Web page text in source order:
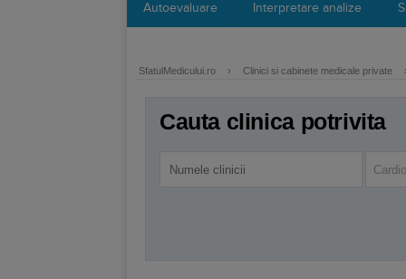
Autoevaluare Interpretare analize
SfatulMedicului.ro › Clinici si cabinete medicale private
Cauta clinica potrivita